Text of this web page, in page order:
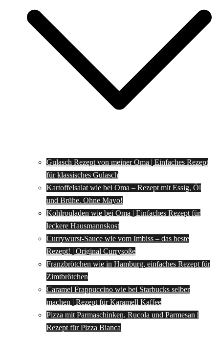
Gulasch Rezept von meiner Oma | Einfaches Rezept
für klassisches Gulasch
Kartoffelsalat wie bei Oma – Rezept mit Essig, Öl
und Brühe. Ohne Mayo!
Kohlrouladen wie bei Oma | Einfaches Rezept für
leckere Hausmannskost
Currywurst-Sauce wie vom Imbiss – das beste
Rezept! | Original Currysoße
Franzbrötchen wie in Hamburg, einfaches Rezept für
Zimtbrötchen
Caramel Frappuccino wie bei Starbucks selber
machen | Rezept für Karamell Kaffee
Pizza mit Parmaschinken, Rucola und Parmesan |
Rezept für Pizza Bianca